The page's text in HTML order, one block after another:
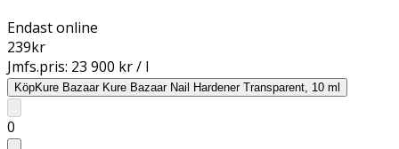
Endast online
239kr
Jmfs.pris: 23 900 kr / l
KöpKure Bazaar Kure Bazaar Nail Hardener Transparent, 10 ml
0